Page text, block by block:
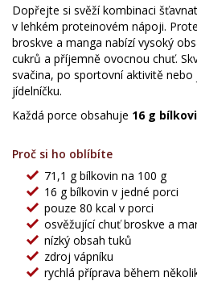
Dopřejte si svěží kombinaci
v lehkém proteinovém nápoji.
broskve a manga nabízí vysoký
cukrů a příjemně ovocnou chuť.
svačina, po sportovní aktivitě
jídelníčku.
Každá porce obsahuje 16 g
Proč si ho oblíbíte
71,1 g bílkovin na 100 g
16 g bílkovin v jedné porci
pouze 80 kcal v porci
osvěžující chuť broskve a
nízký obsah tuků
zdroj vápníku
rychlá příprava během